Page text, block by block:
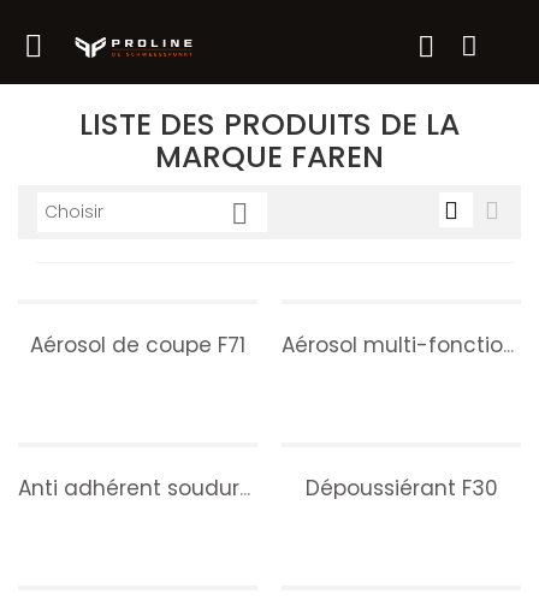

LISTE DES PRODUITS DE LA
MARQUE FAREN
 
Choisir 
Aérosol de coupe F71 Aérosol multi-fonctions F4
Anti adhérent soudure F41 Dépoussiérant F30